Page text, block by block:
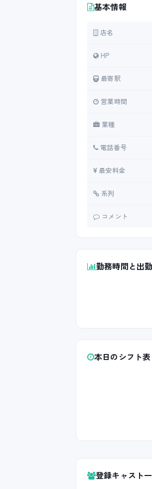
基本情報
店名
HP
最寄駅
営業時間
業種
電話番号
最安料金
系列
コメント
勤務時間と出
本日のシフト表
登録キャスト